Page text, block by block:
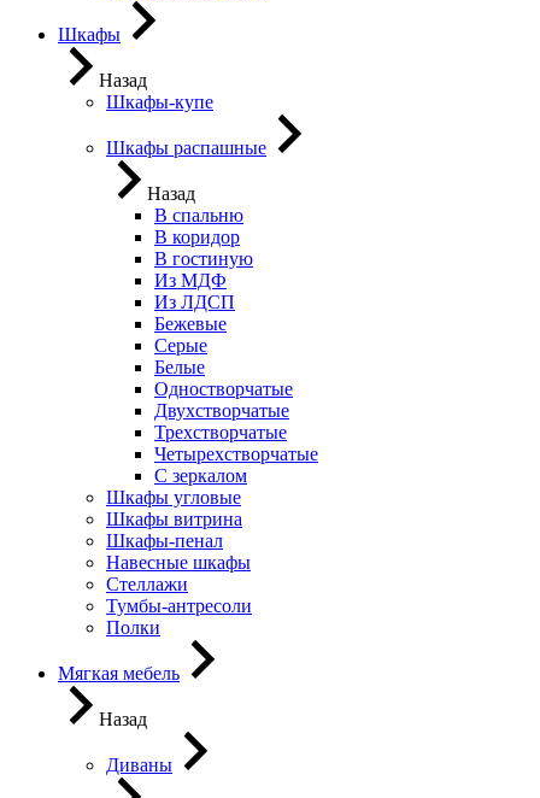
Шкафы
Назад
Шкафы-купе
Шкафы распашные
Назад
В спальню
В коридор
В гостиную
Из МДФ
Из ЛДСП
Бежевые
Серые
Белые
Одностворчатые
Двухстворчатые
Трехстворчатые
Четырехстворчатые
С зеркалом
Шкафы угловые
Шкафы витрина
Шкафы-пенал
Навесные шкафы
Стеллажи
Тумбы-антресоли
Полки
Мягкая мебель
Назад
Диваны